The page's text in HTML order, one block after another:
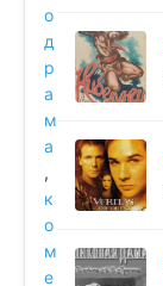
о
д
р
а
м
а
,
к
о
м
е